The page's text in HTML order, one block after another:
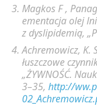
Magkos F ,
ementacja olej
z dyslipidemią,
Achremowicz, K.
łuszczowe
„ŻYWNOŚĆ.
3–35, http://